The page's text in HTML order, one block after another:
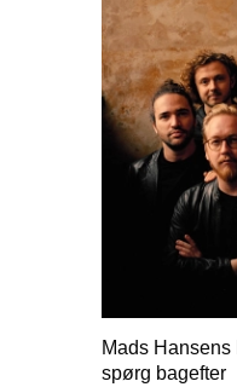
Mads Hansens
spørg bagefter